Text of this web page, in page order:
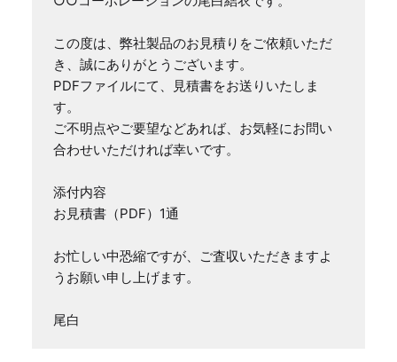
この度は、弊社製品のお見積りをご依頼いただ
き、誠にありがとうございます。
PDFファイルにて、見積書をお送りいたしま
す。
ご不明点やご要望などあれば、お気軽にお問い
合わせいただければ幸いです。
添付内容
お見積書（PDF）1通
お忙しい中恐縮ですが、ご査収いただきますよ
うお願い申し上げます。
尾白